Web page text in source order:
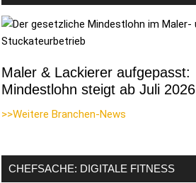
Maler & Lackierer aufgepasst:
Mindestlohn steigt ab Juli 2026
>>Weitere Branchen-News
CHEFSACHE: DIGITALE FITNESS